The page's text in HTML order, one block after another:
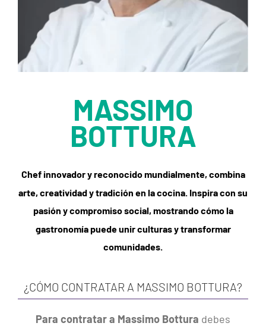
MASSIMO
BOTTURA
Chef innovador y reconocido mundialmente, combina
arte, creatividad y tradición en la cocina. Inspira con su
pasión y compromiso social, mostrando cómo la
gastronomía puede unir culturas y transformar
comunidades.
¿CÓMO CONTRATAR A MASSIMO BOTTURA?
Para contratar a Massimo Bottura debes